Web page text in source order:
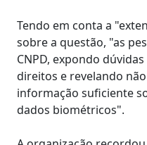
Tendo em conta a
sobre a questão, "as
CNPD, expondo
direitos e revelando
informação suficiente
dados biométricos".